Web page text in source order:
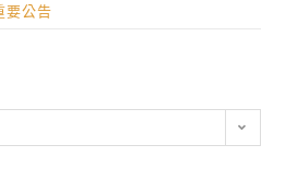
要公告